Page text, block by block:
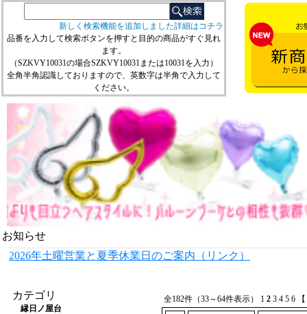
新しく検索機能を追加しました詳細はコチラ
品番を入力して検索ボタンを押すと目的の商品がすぐ見れ
ます。
（SZKVY10031の場合SZKVY10031または10031を入力）
全角半角認識しておりますので、英数字は半角で入力して
ください。
お知らせ
2026年土曜営業と夏季休業日のご案内（リンク）
カテゴリ
縁日ノ屋台
全182件（33～64件表示） 1 2 3 4 5 6 【